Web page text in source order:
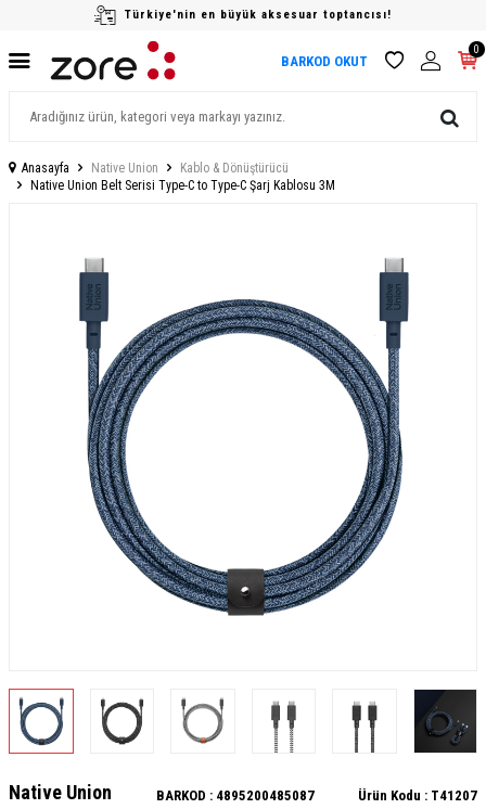
Türkiye'nin en büyük aksesuar toptancısı!
BARKOD OKUT
0
Anasayfa Native Union
Kablo & Dönüştürücü
Native Union Belt Serisi Type-C to Type-C Şarj Kablosu 3M
Native Union BARKOD : 4895200485087 Ürün Kodu : T41207